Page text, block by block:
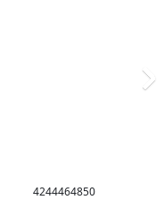
4244464850